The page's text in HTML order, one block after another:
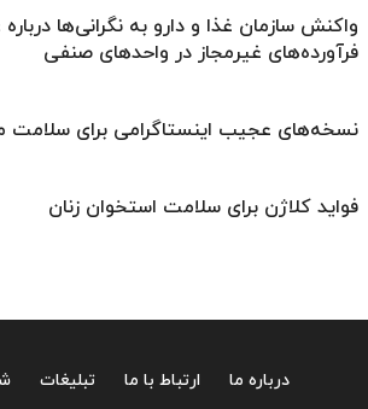
واکنش سازمان غذا و دارو به نگرانی‌ها
فرآورده‌های غیرمجاز در واحدهای صنفی
نسخه‌های عجیب اینستاگرامی برای سلامت
فواید کلاژن برای سلامت استخوان زنان
درباره ما ارتباط با ما تبلیغات